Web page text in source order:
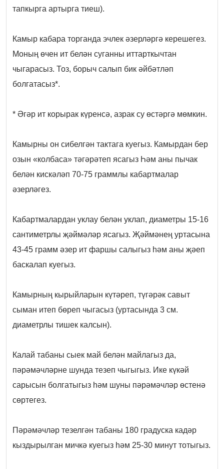
тапкырга артырга тиеш).
Камыр кабара торганда эчлек әзерләргә керешегез.
Моның өчен ит белән суганны иттарткычтан
чыгарасыз. Тоз, борыч салып бик әйбәтләп
болгатасыз*.
* Әгәр ит корырак күренсә, азрак су өстәргә мөмкин.
Камырны он сибелгән тактага куегыз. Камырдан бер
озын «колбаса» тәгәрәтеп ясагыз Һәм аны пычак
белән кискәләп 70-75 граммлы кабартмалар
әзерләгез.
Кабартмалардан уклау белән уклап, диаметры 15-16
сантиметрлы җәймәләр ясагыз. Җәймәнең уртасына
43-45 грамм әзер ит фаршы салыгыз һәм аны җәеп
баскалап куегыз.
Камырның кырыйларын күтәреп, түгәрәк савыт
сыман итеп бөреп чыгасыз (уртасында 3 см.
диаметрлы тишек калсын).
Калай табаны сыек май белән майлагыз да,
пәрәмәчләрне шунда тезеп чыгыгыз. Ике күкәй
сарысын болгатыгыз һәм шуны пәрәмәчләр өстенә
сөртегез.
Пәрәмәчләр тезелгән табаны 180 градуска кадәр
кыздырылган мичкә куегыз һәм 25-30 минут тотыгыз.